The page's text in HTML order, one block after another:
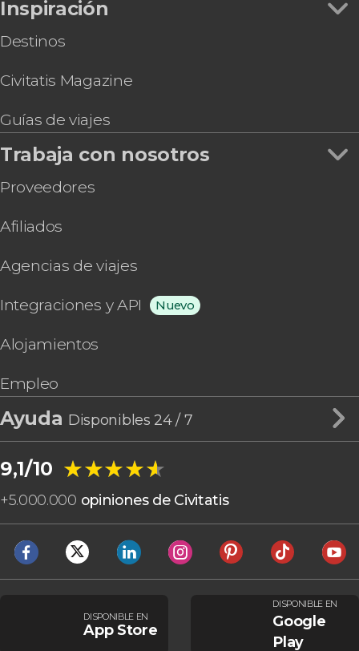
Inspiración
Destinos
Civitatis Magazine
Guías de viajes
Trabaja con nosotros
Proveedores
Afiliados
Agencias de viajes
Integraciones y API Nuevo
Alojamientos
Empleo
Ayuda Disponibles 24 / 7
9,1/10 ★★★★★
★★★★★
+5.000.000 opiniones de Civitatis
DISPONIBLE EN
App Store
DISPONIBLE EN
Google
Play